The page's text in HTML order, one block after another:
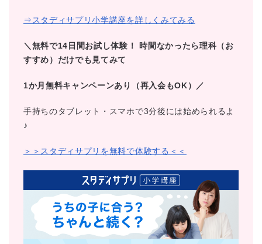
⇒スタディサプリ小学講座を詳しくみてみる
＼無料で14日間お試し体験！
時間なかったら理科（お
すすめ）だけでも見てみて
1か月無料キャンペーンあり（再入会もOK）／
手持ちのタブレット・スマホで3分後には始められるよ
♪
＞＞スタディサプリを無料で体験する＜＜